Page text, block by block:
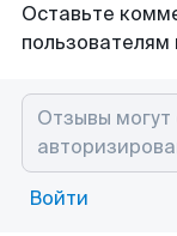
Оставьте
Войти